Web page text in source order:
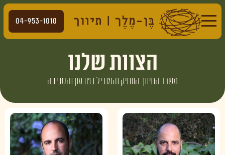
04-953-1010
הצוות שלנו
משרד התיווך הוותיק והמוביל בטבעון והסביבה